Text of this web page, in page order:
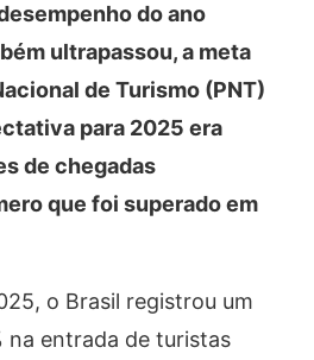
do ano
ultrapassou, a meta
de Turismo (PNT)
para 2025 era
de chegadas
que foi superado em
o Brasil registrou um
na entrada de turistas